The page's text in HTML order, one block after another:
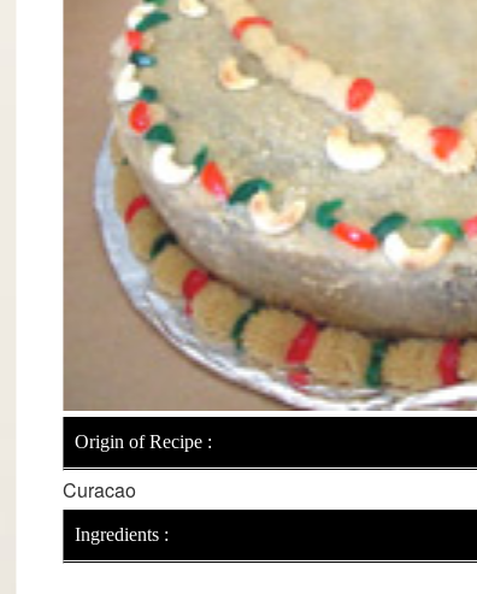
Origin of Recipe :
Curacao
Ingredients :